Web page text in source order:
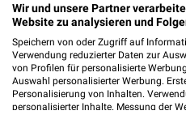
Wir und unsere Partner
Website zu analysieren und
Speichern von oder Zugriff auf
Verwendung reduzierter Daten zur
von Profilen für personalisierte
Auswahl personalisierter Werbung.
Personalisierung von Inhalten.
personalisierter Inhalte. Messung der